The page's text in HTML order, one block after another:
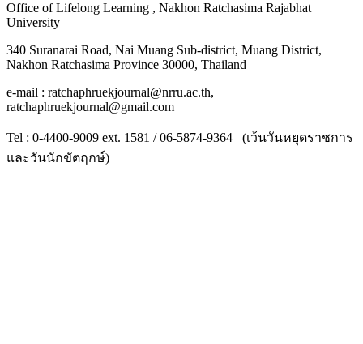
Office of Lifelong Learning , Nakhon Ratchasima Rajabhat
University
340 Suranarai Road, Nai Muang Sub-district, Muang District,
Nakhon Ratchasima Province 30000, Thailand
e-mail : ratchaphruekjournal@nrru.ac.th,
ratchaphruekjournal@gmail.com
Tel : 0-4400-9009 ext. 1581 / 06-5874-9364 (เว้นวันหยุดราชการ
และวันนักขัตฤกษ์)